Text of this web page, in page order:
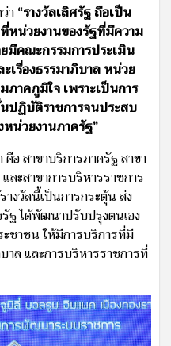
า“รางวัลเลิศรัฐ ถือเป็น
หน่วยงานของรัฐที่มีความ
มีคณะกรรมการประเมิน
เรื่องธรรมาภิบาล หน่วย
าคภูมิใจ เพราะเป็นการ
ปฏิบัติราชการจนประสบ
น่วยงานภาครัฐ”
คือ สาขาบริการภาครัฐ สาขา
ะสาขาการบริหารราชการ
งวัลนี้เป็นการกระตุ้น ส่ง
ฐ ได้พัฒนาปรับปรุงตนเอง
ะชาชน ให้มีการบริการที่มี
ล และการบริหารราชการที่